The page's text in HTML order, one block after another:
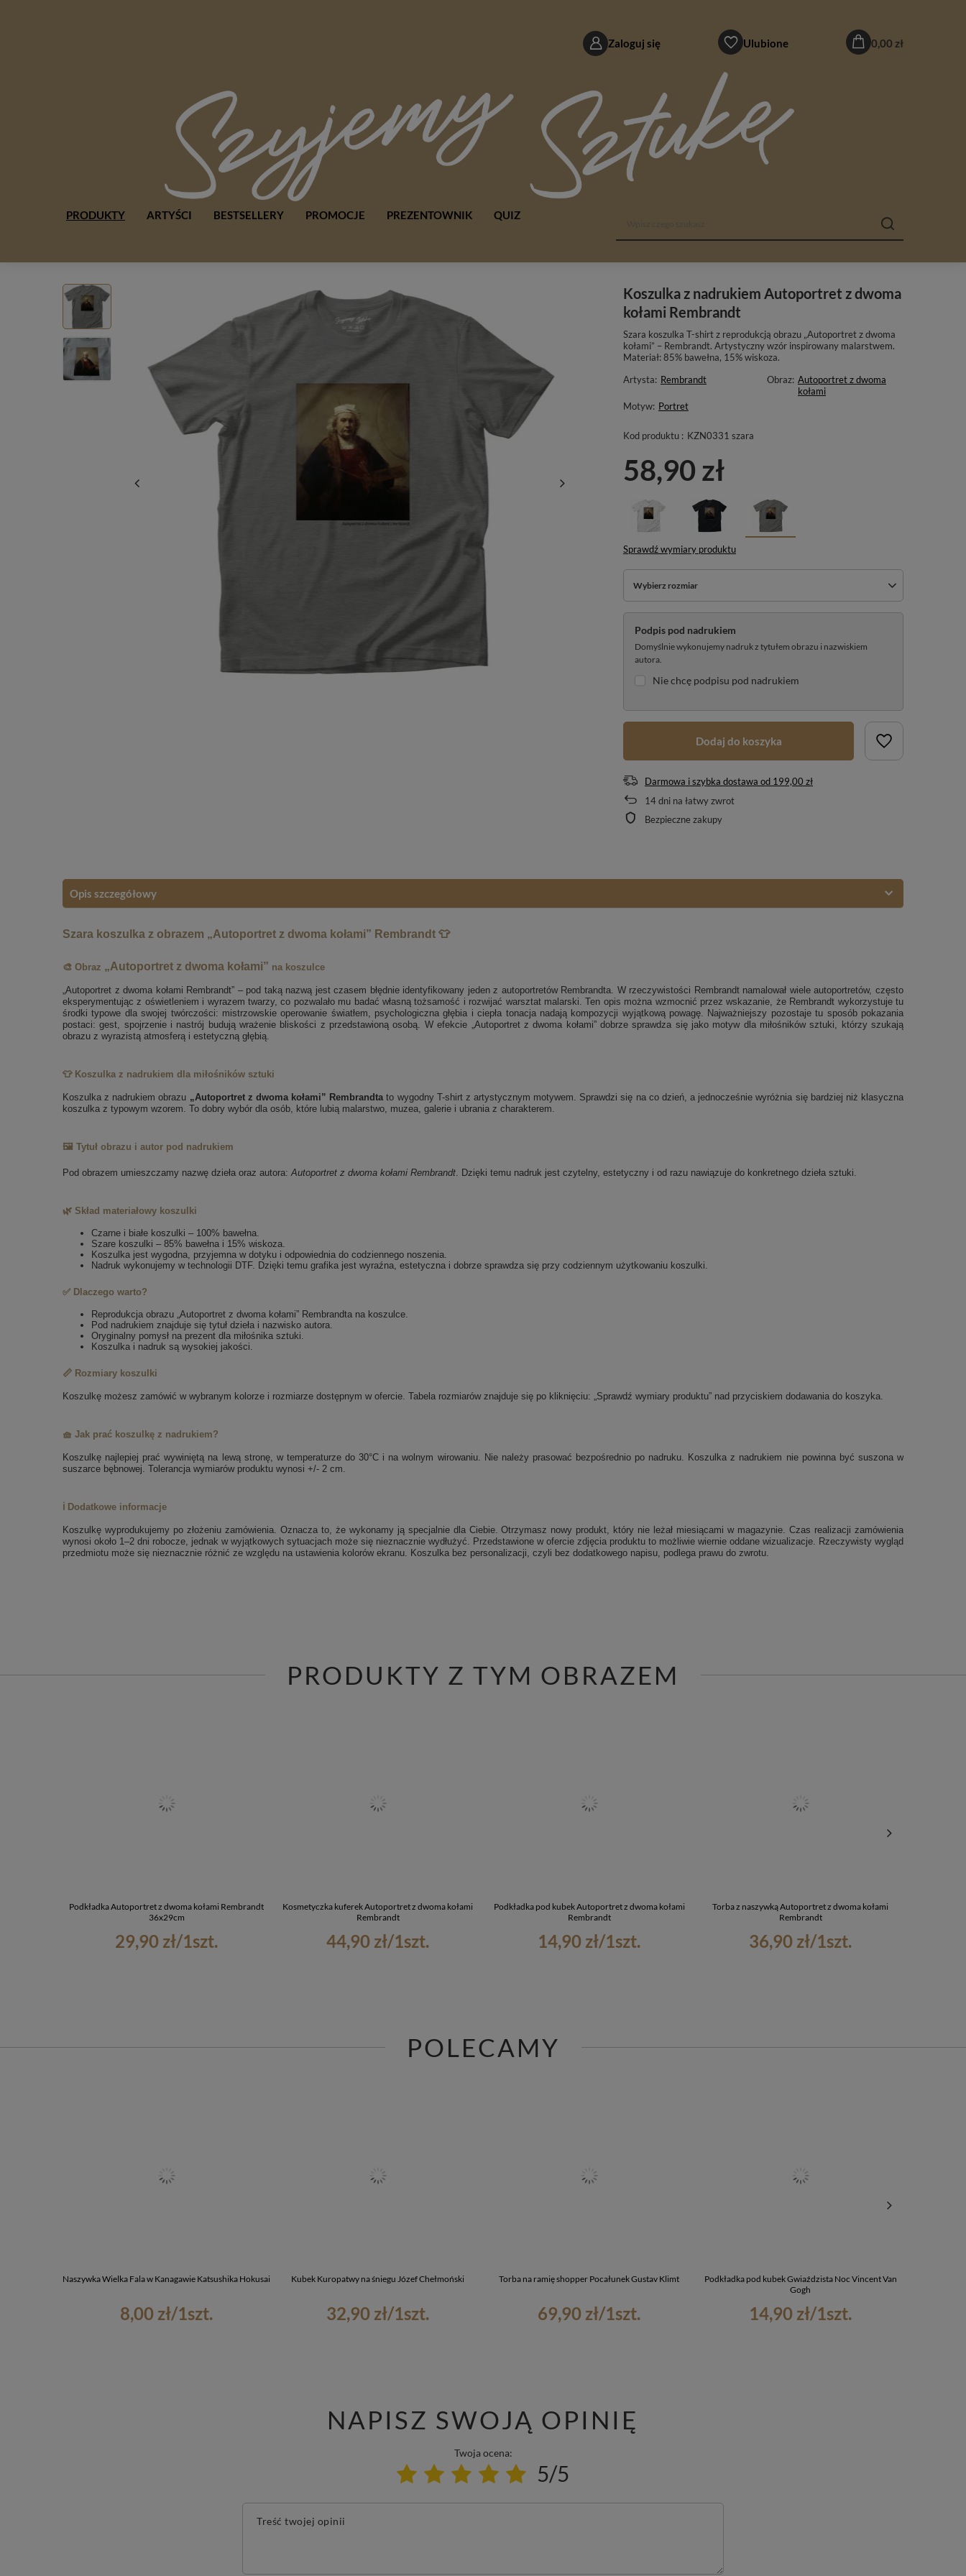
Zaloguj się Ulubione 0,00 zł
PRODUKTY ARTYŚCI BESTSELLERY PROMOCJE PREZENTOWNIK QUIZ
Koszulka z nadrukiem Autoportret z dwoma
kołami Rembrandt
Szara koszulka T-shirt z reprodukcją obrazu „Autoportret z dwoma
kołami” – Rembrandt. Artystyczny wzór inspirowany malarstwem.
Materiał: 85% bawełna, 15% wiskoza.
Artysta: Rembrandt Obraz: Autoportret z dwoma
kołami
Motyw: Portret
Kod produktu : KZN0331 szara
58,90 zł
Sprawdź wymiary produktu
Wybierz rozmiar
Podpis pod nadrukiem
Domyślnie wykonujemy nadruk z tytułem obrazu i nazwiskiem
autora.
Nie chcę podpisu pod nadrukiem
Dodaj do koszyka
Darmowa i szybka dostawa od 199,00 zł
14dni na łatwy zwrot
Bezpieczne zakupy
Opis szczegółowy
Szara koszulka z obrazem „Autoportret z dwoma kołami” Rembrandt 👕
🎨 Obraz „Autoportret z dwoma kołami” na koszulce
„Autoportret z dwoma kołami Rembrandt” – pod taką nazwą jest czasem błędnie identyfikowany jeden z autoportretów Rembrandta. W rzeczywistości Rembrandt namalował wiele autoportretów, często
eksperymentując z oświetleniem i wyrazem twarzy, co pozwalało mu badać własną tożsamość i rozwijać warsztat malarski. Ten opis można wzmocnić przez wskazanie, że Rembrandt wykorzystuje tu
środki typowe dla swojej twórczości: mistrzowskie operowanie światłem, psychologiczna głębia i ciepła tonacja nadają kompozycji wyjątkową powagę. Najważniejszy pozostaje tu sposób pokazania
postaci: gest, spojrzenie i nastrój budują wrażenie bliskości z przedstawioną osobą. W efekcie „Autoportret z dwoma kołami” dobrze sprawdza się jako motyw dla miłośników sztuki, którzy szukają
obrazu z wyrazistą atmosferą i estetyczną głębią.
👕 Koszulka z nadrukiem dla miłośników sztuki
Koszulka z nadrukiem obrazu „Autoportret z dwoma kołami” Rembrandta to wygodny T-shirt z artystycznym motywem. Sprawdzi się na co dzień, a jednocześnie wyróżnia się bardziej niż klasyczna
koszulka z typowym wzorem. To dobry wybór dla osób, które lubią malarstwo, muzea, galerie i ubrania z charakterem.
🖼️ Tytuł obrazu i autor pod nadrukiem
Pod obrazem umieszczamy nazwę dzieła oraz autora: Autoportret z dwoma kołami Rembrandt . Dzięki temu nadruk jest czytelny, estetyczny i od razu nawiązuje do konkretnego dzieła sztuki.
🌿 Skład materiałowy koszulki
Czarne i białe koszulki – 100% bawełna.
Szare koszulki – 85% bawełna i 15% wiskoza.
Koszulka jest wygodna, przyjemna w dotyku i odpowiednia do codziennego noszenia.
Nadruk wykonujemy w technologii DTF. Dzięki temu grafika jest wyraźna, estetyczna i dobrze sprawdza się przy codziennym użytkowaniu koszulki.
✅ Dlaczego warto?
Reprodukcja obrazu „Autoportret z dwoma kołami” Rembrandta na koszulce.
Pod nadrukiem znajduje się tytuł dzieła i nazwisko autora.
Oryginalny pomysł na prezent dla miłośnika sztuki.
Koszulka i nadruk są wysokiej jakości.
📏 Rozmiary koszulki
Koszulkę możesz zamówić w wybranym kolorze i rozmiarze dostępnym w ofercie. Tabela rozmiarów znajduje się po kliknięciu: „Sprawdź wymiary produktu” nad przyciskiem dodawania do koszyka.
🧺 Jak prać koszulkę z nadrukiem?
Koszulkę najlepiej prać wywiniętą na lewą stronę, w temperaturze do 30°C i na wolnym wirowaniu. Nie należy prasować bezpośrednio po nadruku. Koszulka z nadrukiem nie powinna być suszona w
suszarce bębnowej. Tolerancja wymiarów produktu wynosi +/- 2 cm.
ℹ️ Dodatkowe informacje
Koszulkę wyprodukujemy po złożeniu zamówienia. Oznacza to, że wykonamy ją specjalnie dla Ciebie. Otrzymasz nowy produkt, który nie leżał miesiącami w magazynie. Czas realizacji zamówienia
wynosi około 1–2 dni robocze, jednak w wyjątkowych sytuacjach może się nieznacznie wydłużyć. Przedstawione w ofercie zdjęcia produktu to możliwie wiernie oddane wizualizacje. Rzeczywisty wygląd
przedmiotu może się nieznacznie różnić ze względu na ustawienia kolorów ekranu. Koszulka bez personalizacji, czyli bez dodatkowego napisu, podlega prawu do zwrotu.
PRODUKTY Z TYM OBRAZEM
Podkładka Autoportret z dwoma kołami Rembrandt
36x29cm
29,90 zł/1szt.
Kosmetyczka kuferek Autoportret z dwoma kołami
Rembrandt
44,90 zł/1szt.
Podkładka pod kubek Autoportret z dwoma kołami
Rembrandt
14,90 zł/1szt.
Torba z naszywką Autoportret z dwoma kołami
Rembrandt
36,90 zł/1szt.
POLECAMY
Naszywka Wielka Fala w Kanagawie Katsushika Hokusai
8,00 zł/1szt.
Kubek Kuropatwy na śniegu Józef Chełmoński
32,90 zł/1szt.
Torba na ramię shopper Pocałunek Gustav Klimt
69,90 zł/1szt.
Podkładka pod kubek Gwiaździsta Noc Vincent Van
Gogh
14,90 zł/1szt.
NAPISZ SWOJĄ OPINIĘ
Twoja ocena:
5/5
Treść twojej opinii